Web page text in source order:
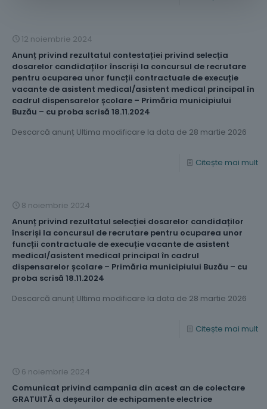
12 noiembrie 2024
Anunț privind rezultatul contestației privind selecția
dosarelor candidaților înscriși la concursul de recrutare
pentru ocuparea unor funcții contractuale de execuție
vacante de asistent medical/asistent medical principal în
cadrul dispensarelor școlare – Primăria municipiului
Buzău – cu proba scrisă 18.11.2024
Descarcă anunț Ultima modificare la data de 28 martie 2026
Citește mai mult
8 noiembrie 2024
Anunț privind rezultatul selecției dosarelor candidaților
înscriși la concursul de recrutare pentru ocuparea unor
funcții contractuale de execuție vacante de asistent
medical/asistent medical principal în cadrul
dispensarelor școlare – Primăria municipiului Buzău – cu
proba scrisă 18.11.2024
Descarcă anunț Ultima modificare la data de 28 martie 2026
Citește mai mult
6 noiembrie 2024
Comunicat privind campania din acest an de colectare
GRATUITĂ a deșeurilor de echipamente electrice